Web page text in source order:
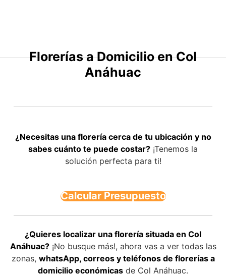
Florerías a Domicilio en Col
Anáhuac
¿Necesitas una florería cerca de tu ubicación y no
sabes cuánto te puede costar? ¡Tenemos la
solución perfecta para ti!
Calcular Presupuesto
¿Quieres localizar una florería situada en Col
Anáhuac?¡No busque más!, ahora vas a ver todas las
zonas, whatsApp, correos y teléfonos de florerías a
domicilio económicas de Col Anáhuac.